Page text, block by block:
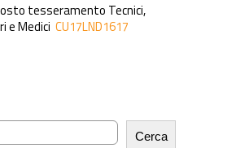
tesseramento Tecnici,
e Medici CU17LND1617
Cerca